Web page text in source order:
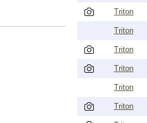
Triton
Triton
Triton
Triton
Triton
Triton